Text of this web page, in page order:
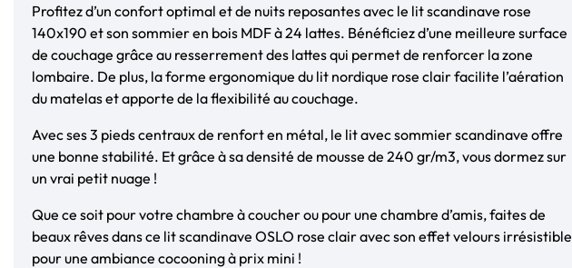
Profitez d’un confort optimal et de nuits reposantes avec le lit scandinave rose
140x190 et son sommier en bois MDF à 24 lattes. Bénéficiez d’une meilleure surface
de couchage grâce au resserrement des lattes qui permet de renforcer la zone
lombaire. De plus, la forme ergonomique du lit nordique rose clair facilite l’aération
du matelas et apporte de la flexibilité au couchage.
Avec ses 3 pieds centraux de renfort en métal, le lit avec sommier scandinave offre
une bonne stabilité. Et grâce à sa densité de mousse de 240 gr/m3, vous dormez sur
un vrai petit nuage !
Que ce soit pour votre chambre à coucher ou pour une chambre d’amis, faites de
beaux rêves dans ce lit scandinave OSLO rose clair avec son effet velours irrésistible
pour une ambiance cocooning à prix mini !